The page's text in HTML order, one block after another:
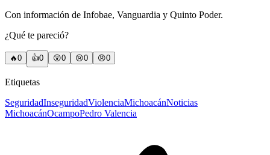
Con información de Infobae, Vanguardia y Quinto Poder.
¿Qué te pareció?
🔥0 👍0 😲0 😢0 😠0
Etiquetas
SeguridadInseguridadViolenciaMichoacánNoticias
MichoacánOcampoPedro Valencia